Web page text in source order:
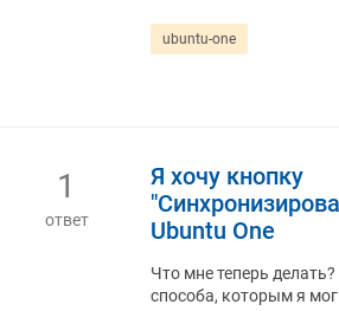
ubuntu-one
1
ответ
Я хочу кнопку
Ubuntu One
Что мне теперь
способа, которым я